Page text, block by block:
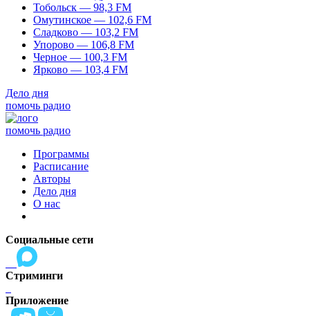
Тобольск — 98,3 FM
Омутинское — 102,6 FM
Сладково — 103,2 FM
Упорово — 106,8 FM
Черное — 100,3 FM
Ярково — 103,4 FM
Дело дня
помочь радио
помочь радио
Программы
Расписание
Авторы
Дело дня
О нас
Социальные сети
Стриминги
Приложение